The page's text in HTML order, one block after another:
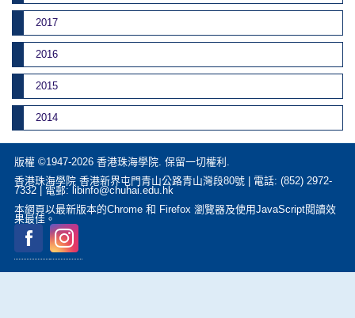
2017
2016
2015
2014
版權 ©1947-2026 香港珠海學院. 保留一切權利.
香港珠海學院 香港新界屯門青山公路青山灣段80號 | 電話: (852) 2972-
7332 | 電郵: libinfo@chuhai.edu.hk
本網頁以最新版本的Chrome 和 Firefox 瀏覽器及使用JavaScript閱讀效
果最佳。